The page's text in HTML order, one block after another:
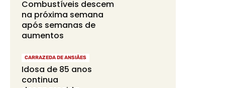
Combustíveis descem
na próxima semana
após semanas de
aumentos
CARRAZEDA DE ANSIÃES
Idosa de 85 anos
continua